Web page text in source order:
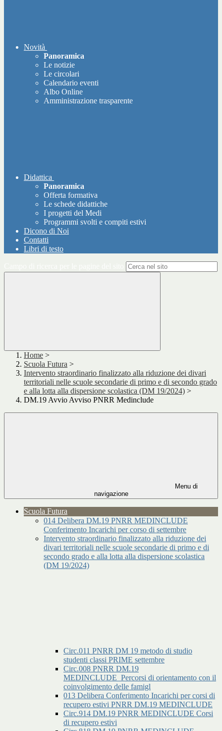
Novità
Panoramica
Le notizie
Le circolari
Calendario eventi
Albo Online
Amministrazione trasparente
Didattica
Panoramica
Offerta formativa
Le schede didattiche
I progetti del Medi
Programmi svolti e compiti estivi
Dicono di Noi
Contatti
Libri di testo
Home >
Scuola Futura >
Intervento straordinario finalizzato alla riduzione dei divari
territoriali nelle scuole secondarie di primo e di secondo grado
e alla lotta alla dispersione scolastica (DM 19/2024) >
DM.19 Avvio Avviso PNRR Medinclude
Menu di
navigazione
Scuola Futura
014 Delibera DM.19 PNRR MEDINCLUDE
Conferimento Incarichi per corso di settembre
Intervento straordinario finalizzato alla riduzione dei
divari territoriali nelle scuole secondarie di primo e di
secondo grado e alla lotta alla dispersione scolastica
(DM 19/2024)
Circ.011 PNRR DM 19 metodo di studio
studenti classi PRIME settembre
Circ.008 PNRR DM.19
MEDINCLUDE_Percorsi di orientamento con il
coinvolgimento delle famigl
013 Delibera Conferimento Incarichi per corsi di
recupero estivi PNRR DM.19 MEDINCLUDE
Circ.914 DM.19 PNRR MEDINCLUDE Corsi
di recupero estivi